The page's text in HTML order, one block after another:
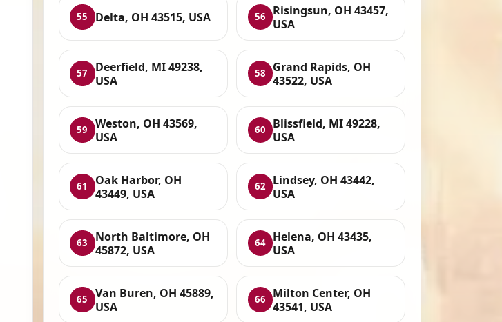
55 Delta, OH 43515, USA 56
Risingsun, OH 43457,
USA
57
Deerfield, MI 49238,
USA
58
Grand Rapids, OH
43522, USA
59
Weston, OH 43569,
USA
60
Blissfield, MI 49228,
USA
61
Oak Harbor, OH
43449, USA
62
Lindsey, OH 43442,
USA
63
North Baltimore, OH
45872, USA
64
Helena, OH 43435,
USA
65
Van Buren, OH 45889,
USA
66
Milton Center, OH
43541, USA